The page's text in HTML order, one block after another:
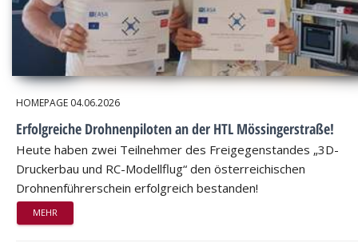
HOMEPAGE 04.06.2026
Erfolgreiche Drohnenpiloten an der HTL Mössingerstraße!
Heute haben zwei Teilnehmer des Freigegenstandes „3D-
Druckerbau und RC-Modellflug“ den österreichischen
Drohnenführerschein erfolgreich bestanden!
MEHR